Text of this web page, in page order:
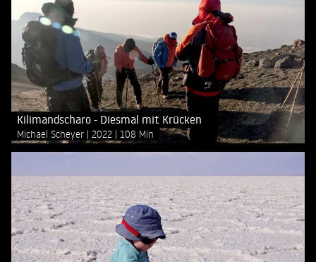
Kilimandscharo - Diesmal mit Krücken
Michael Scheyer 2022 108 Min